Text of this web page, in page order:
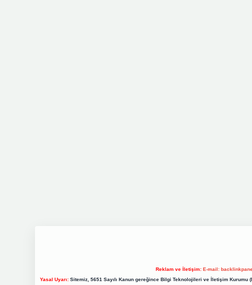
Reklam ve İletişim: E-mail:
Yasal Uyarı:Sitemiz, 5651 Sayılı Kanun gereğince Bilgi Teknolojileri ve İletişim Kurumu